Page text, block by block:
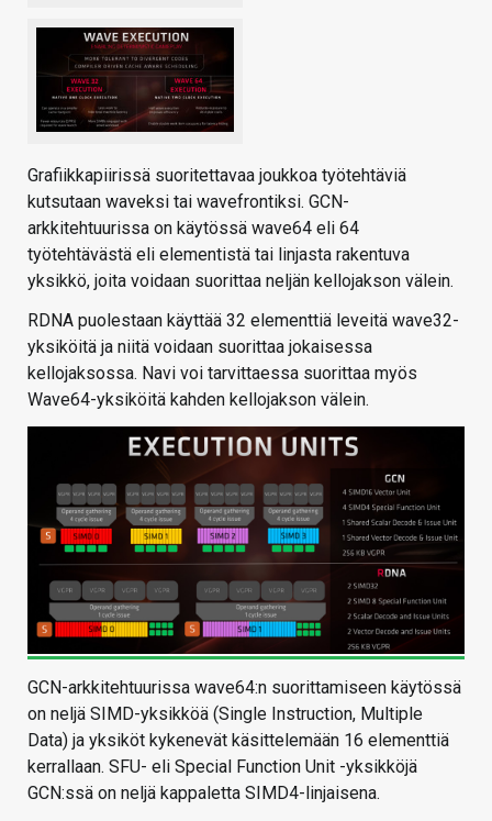
Grafiikkapiirissä suoritettavaa joukkoa työtehtäviä
kutsutaan waveksi tai wavefrontiksi. GCN-
arkkitehtuurissa on käytössä wave64 eli 64
työtehtävästä eli elementistä tai linjasta rakentuva
yksikkö, joita voidaan suorittaa neljän kellojakson välein.
RDNA puolestaan käyttää 32 elementtiä leveitä wave32-
yksiköitä ja niitä voidaan suorittaa jokaisessa
kellojaksossa. Navi voi tarvittaessa suorittaa myös
Wave64-yksiköitä kahden kellojakson välein.
GCN-arkkitehtuurissa wave64:n suorittamiseen käytössä
on neljä SIMD-yksikköä (Single Instruction, Multiple
Data) ja yksiköt kykenevät käsittelemään 16 elementtiä
kerrallaan. SFU- eli Special Function Unit -yksikköjä
GCN:ssä on neljä kappaletta SIMD4-linjaisena.